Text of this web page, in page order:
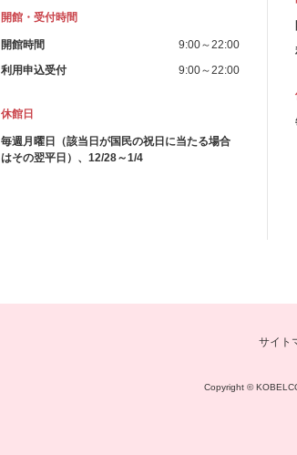
開館・受付時間
開館時間
9:00～22:00
利用申込受付
9:00～22:00
休館日
毎週月曜日（該当日が国民の祝日に当たる場合
はその翌平日）、12/28～1/4
サイト
Copyright ©